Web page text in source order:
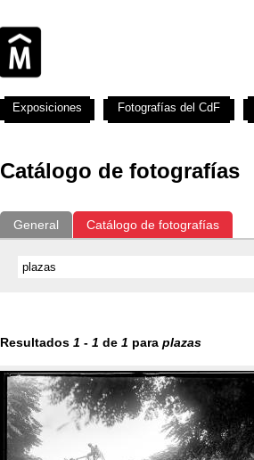
Catálogo de fotografías
General Catálogo de fotografías
Resultados 1 - 1 de 1 para plazas
Exposiciones Fotografías del CdF